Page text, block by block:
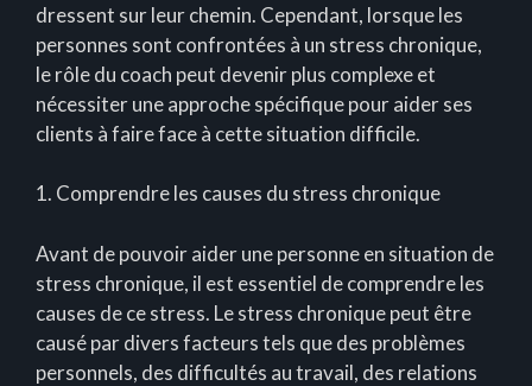
dressent sur leur chemin. Cependant, lorsque les
personnes sont confrontées à un stress chronique,
le rôle du coach peut devenir plus complexe et
nécessiter une approche spécifique pour aider ses
clients à faire face à cette situation difficile.
1. Comprendre les causes du stress chronique
Avant de pouvoir aider une personne en situation de
stress chronique, il est essentiel de comprendre les
causes de ce stress. Le stress chronique peut être
causé par divers facteurs tels que des problèmes
personnels, des difficultés au travail, des relations